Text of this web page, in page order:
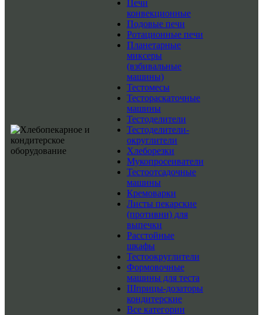
Печи
конвекционные
Подовые печи
Ротационные печи
Планетарные
миксеры
(взбивальные
машины)
Тестомесы
Тестораскаточные
машины
Тестоделители
Тестоделители-
округлители
Хлеборезки
Мукопросеиватели
Тестоотсадочные
машины
Кремоварки
Листы пекарские
(противни) для
выпечки
Расстойные
шкафы
Тестоокруглители
Формовочные
машины для теста
Шприцы-дозаторы
кондитерские
Все категории